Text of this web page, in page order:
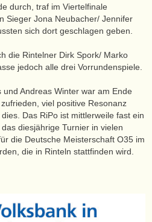
durch, traf im Viertelfinale
Sieger Jona Neubacher/ Jennifer
sich dort geschlagen geben.
die Rintelner Dirk Spork/ Marko
jedoch alle drei Vorrundenspiele.
und Andreas Winter war am Ende
viel positive Resonanz
Das RiPo ist mittlerweile fast ein
diesjährige Turnier in vielen
die Deutsche Meisterschaft O35 im
die in Rinteln stattfinden wird.